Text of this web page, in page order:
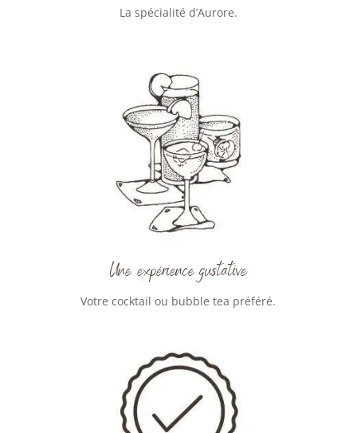
La spécialité d’Aurore.
Une expérience gustative
Votre cocktail ou bubble tea préféré.